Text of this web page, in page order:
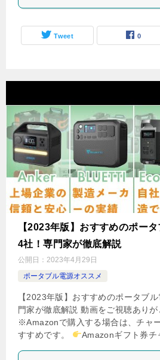
Tweet 0
【2023年版】おすすめのポー
4社！専門家が徹底解説
公開日： 2023年4月29日
ポータブル電源オススメ
【2023年版】おすすめのポータブ
門家が徹底解説 動画をご視聴ありが
※Amazonで購入する場合は、チャ
すすめです。
Amazonギフト券